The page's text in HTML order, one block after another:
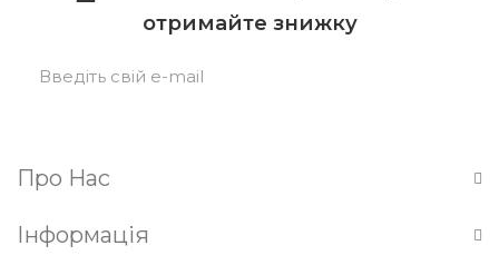
отримайте знижку
Про Нас
Інформація